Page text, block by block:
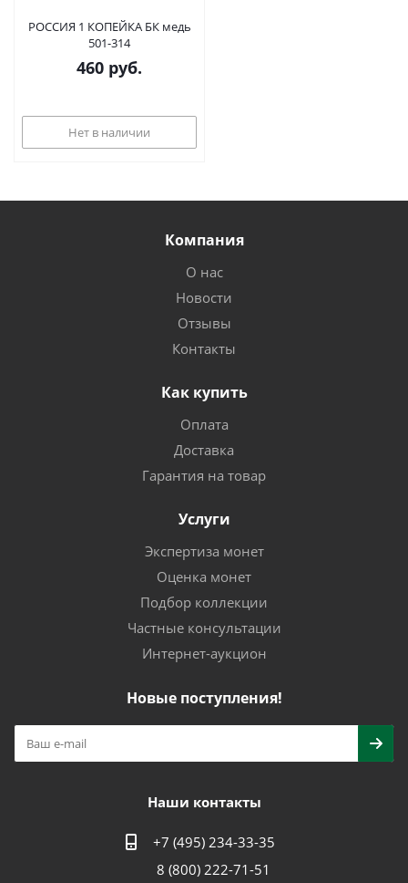
РОССИЯ 1 КОПЕЙКА БК медь
501-314
460 руб.
Нет в наличии
Компания
О нас
Новости
Отзывы
Контакты
Как купить
Оплата
Доставка
Гарантия на товар
Услуги
Экспертиза монет
Оценка монет
Подбор коллекции
Частные консультации
Интернет-аукцион
Новые поступления!
Наши контакты
+7 (495) 234-33-35
8 (800) 222-71-51